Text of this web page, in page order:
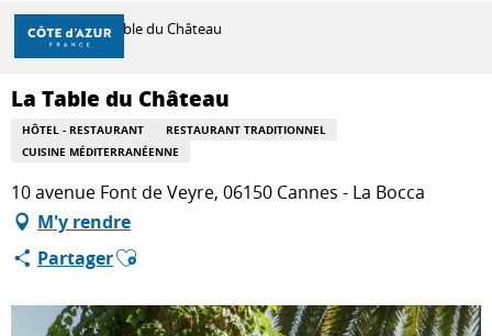
Aller
contenu
principal
DÉCOUVRIR
À FAIRE
SÉJOURNER
Accueil La Table du Château
La Table du Château
HÔTEL - RESTAURANT
RESTAURANT TRADITIONNEL
CUISINE MÉDITERRANÉENNE
10 avenue Font de Veyre, 06150 Cannes - La Bocca
M'y rendre
PartagerAjouter aux favoris